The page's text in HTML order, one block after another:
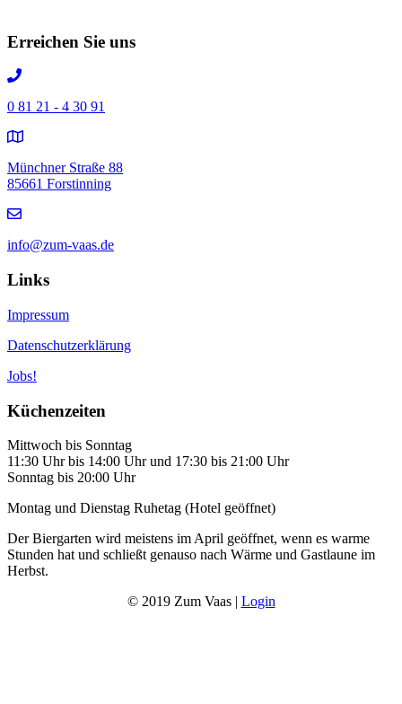
Erreichen Sie uns
0 81 21 - 4 30 91
Münchner Straße 88
85661 Forstinning
info@zum-vaas.de
Links
Impressum
Datenschutzerklärung
Jobs!
Küchenzeiten
Mittwoch bis Sonntag
11:30 Uhr bis 14:00 Uhr und 17:30 bis 21:00 Uhr
Sonntag bis 20:00 Uhr
Montag und Dienstag Ruhetag (Hotel geöffnet)
Der Biergarten wird meistens im April geöffnet, wenn es warme
Stunden hat und schließt genauso nach Wärme und Gastlaune im
Herbst.
© 2019 Zum Vaas | Login